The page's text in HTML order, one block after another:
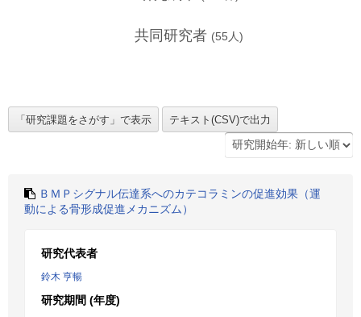
共同研究者 (55 人)
ＢＭＰシグナル伝達系へのカテコラミンの促進効果（運
動による骨形成促進メカニズム）
研究代表者
鈴木 亨暢
研究期間 (年度)